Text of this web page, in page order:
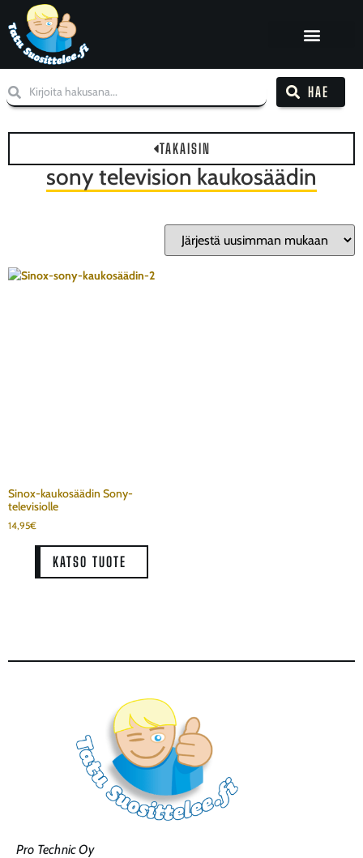
HAE
TAKAISIN
sony television kaukosäädin
Sinox-kaukosäädin Sony-
televisiolle
14,95€
KATSO TUOTE
Pro Technic Oy